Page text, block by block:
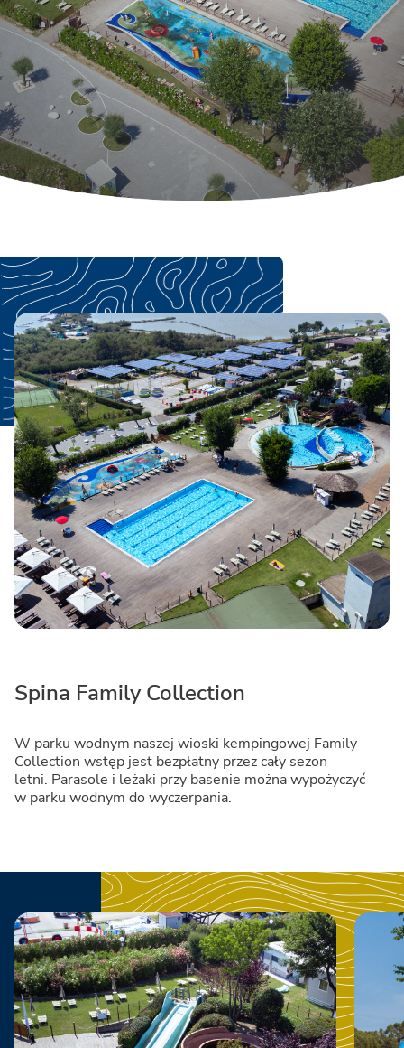
Spina Family Collection
W parku wodnym naszej wioski kempingowej Family
Collection wstęp jest bezpłatny przez cały sezon
letni. Parasole i leżaki przy basenie można wypożyczyć
w parku wodnym do wyczerpania.